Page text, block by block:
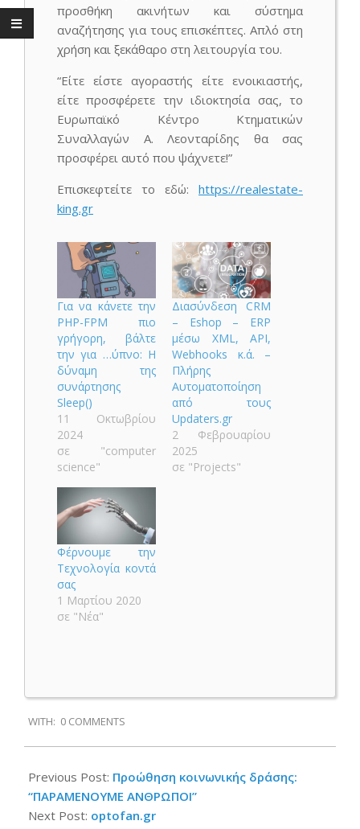
προσθήκη ακινήτων και σύστημα
αναζήτησης για τους επισκέπτες. Απλό στη
χρήση και ξεκάθαρο στη λειτουργία του.
“Είτε είστε αγοραστής είτε ενοικιαστής,
είτε προσφέρετε την ιδιοκτησία σας, το
Ευρωπαϊκό Κέντρο Κτηματικών
Συναλλαγών Α. Λεονταρίδης θα σας
προσφέρει αυτό που ψάχνετε!”
Επισκεφτείτε το εδώ: https://realestate-
king.gr
Για να κάνετε την
PHP-FPM πιο
γρήγορη, βάλτε
την για …ύπνο: Η
δύναμη της
συνάρτησης
Sleep()
11 Οκτωβρίου
2024
σε "computer
science"
Διασύνδεση CRM
– Eshop – ERP
μέσω XML, API,
Webhooks κ.ά. –
Πλήρης
Αυτοματοποίηση
από τους
Updaters.gr
2 Φεβρουαρίου
2025
σε "Projects"
Φέρνουμε την
Τεχνολογία κοντά
σας
1 Μαρτίου 2020
σε "Νέα"
05-
22
WITH: 0 COMMENTS
Previous Post: Προώθηση κοινωνικής δράσης:
“ΠΑΡΑΜΕΝΟΥΜΕ ΑΝΘΡΩΠΟΙ”
Next Post: optofan.gr